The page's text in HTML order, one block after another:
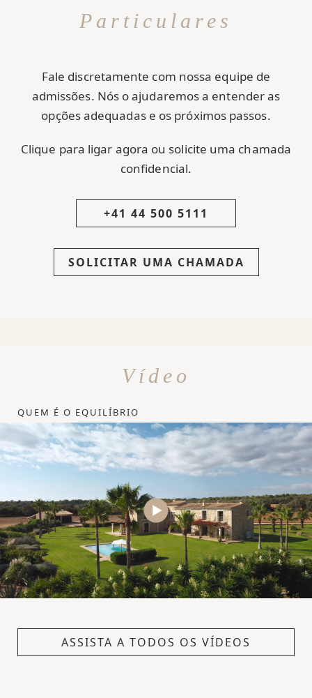
Particulares
Fale discretamente com nossa equipe de
admissões. Nós o ajudaremos a entender as
opções adequadas e os próximos passos.
Clique para ligar agora ou solicite uma chamada
confidencial.
+41 44 500 5111
SOLICITAR UMA CHAMADA
Vídeo
QUEM É O EQUILÍBRIO
ASSISTA A TODOS OS VÍDEOS